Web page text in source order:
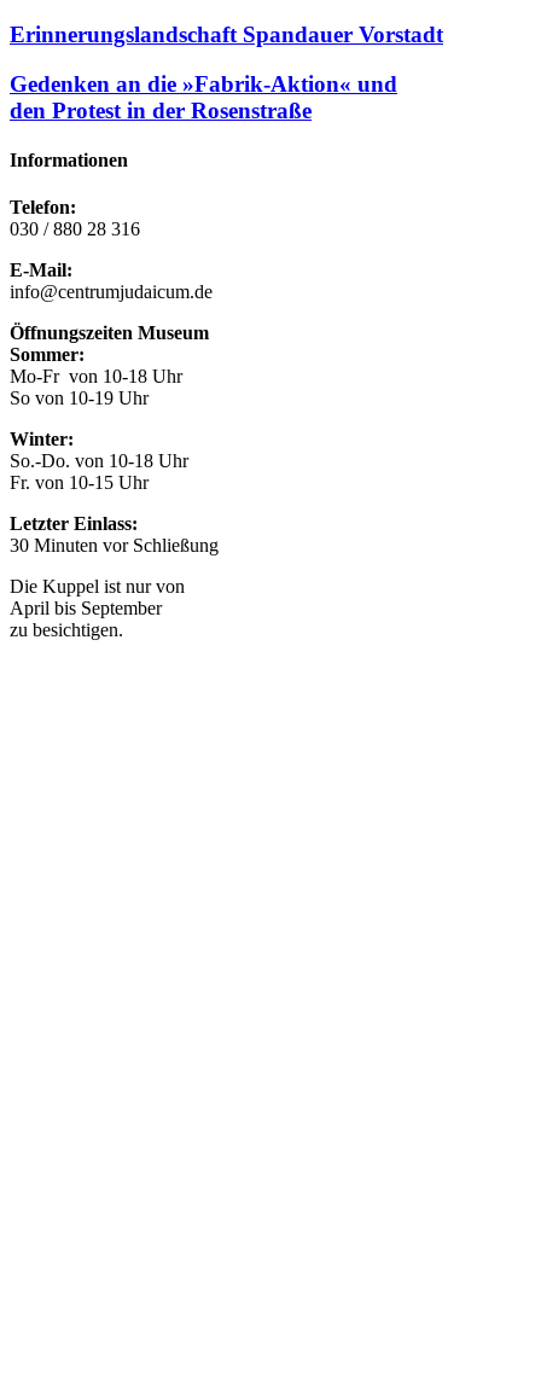
Erinnerungslandschaft Spandauer Vorstadt
Gedenken an die »Fabrik-Aktion« und
den Protest in der Rosenstraße
Informationen
Telefon:
030 / 880 28 316
E-Mail:
info@centrumjudaicum.de
Öffnungszeiten Museum
Sommer:
Mo-Fr von 10-18 Uhr
So von 10-19 Uhr
Winter:
So.-Do. von 10-18 Uhr
Fr. von 10-15 Uhr
Letzter Einlass:
30 Minuten vor Schließung
Die Kuppel ist nur von
April bis September
zu besichtigen.